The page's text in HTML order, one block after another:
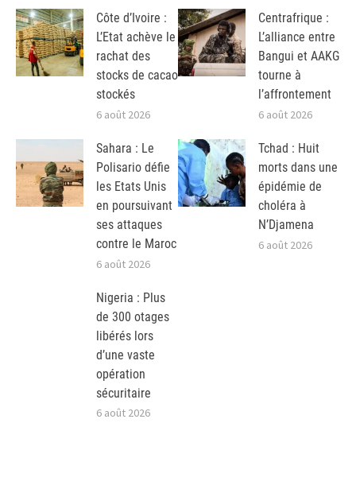
Côte d’Ivoire :
L’Etat achève le
rachat des
stocks de cacao
stockés
6 août 2026
Centrafrique :
L’alliance entre
Bangui et AAKG
tourne à
l’affrontement
6 août 2026
Sahara : Le
Polisario défie
les Etats Unis
en poursuivant
ses attaques
contre le Maroc
6 août 2026
Tchad : Huit
morts dans une
épidémie de
choléra à
N’Djamena
6 août 2026
Nigeria : Plus
de 300 otages
libérés lors
d’une vaste
opération
sécuritaire
6 août 2026